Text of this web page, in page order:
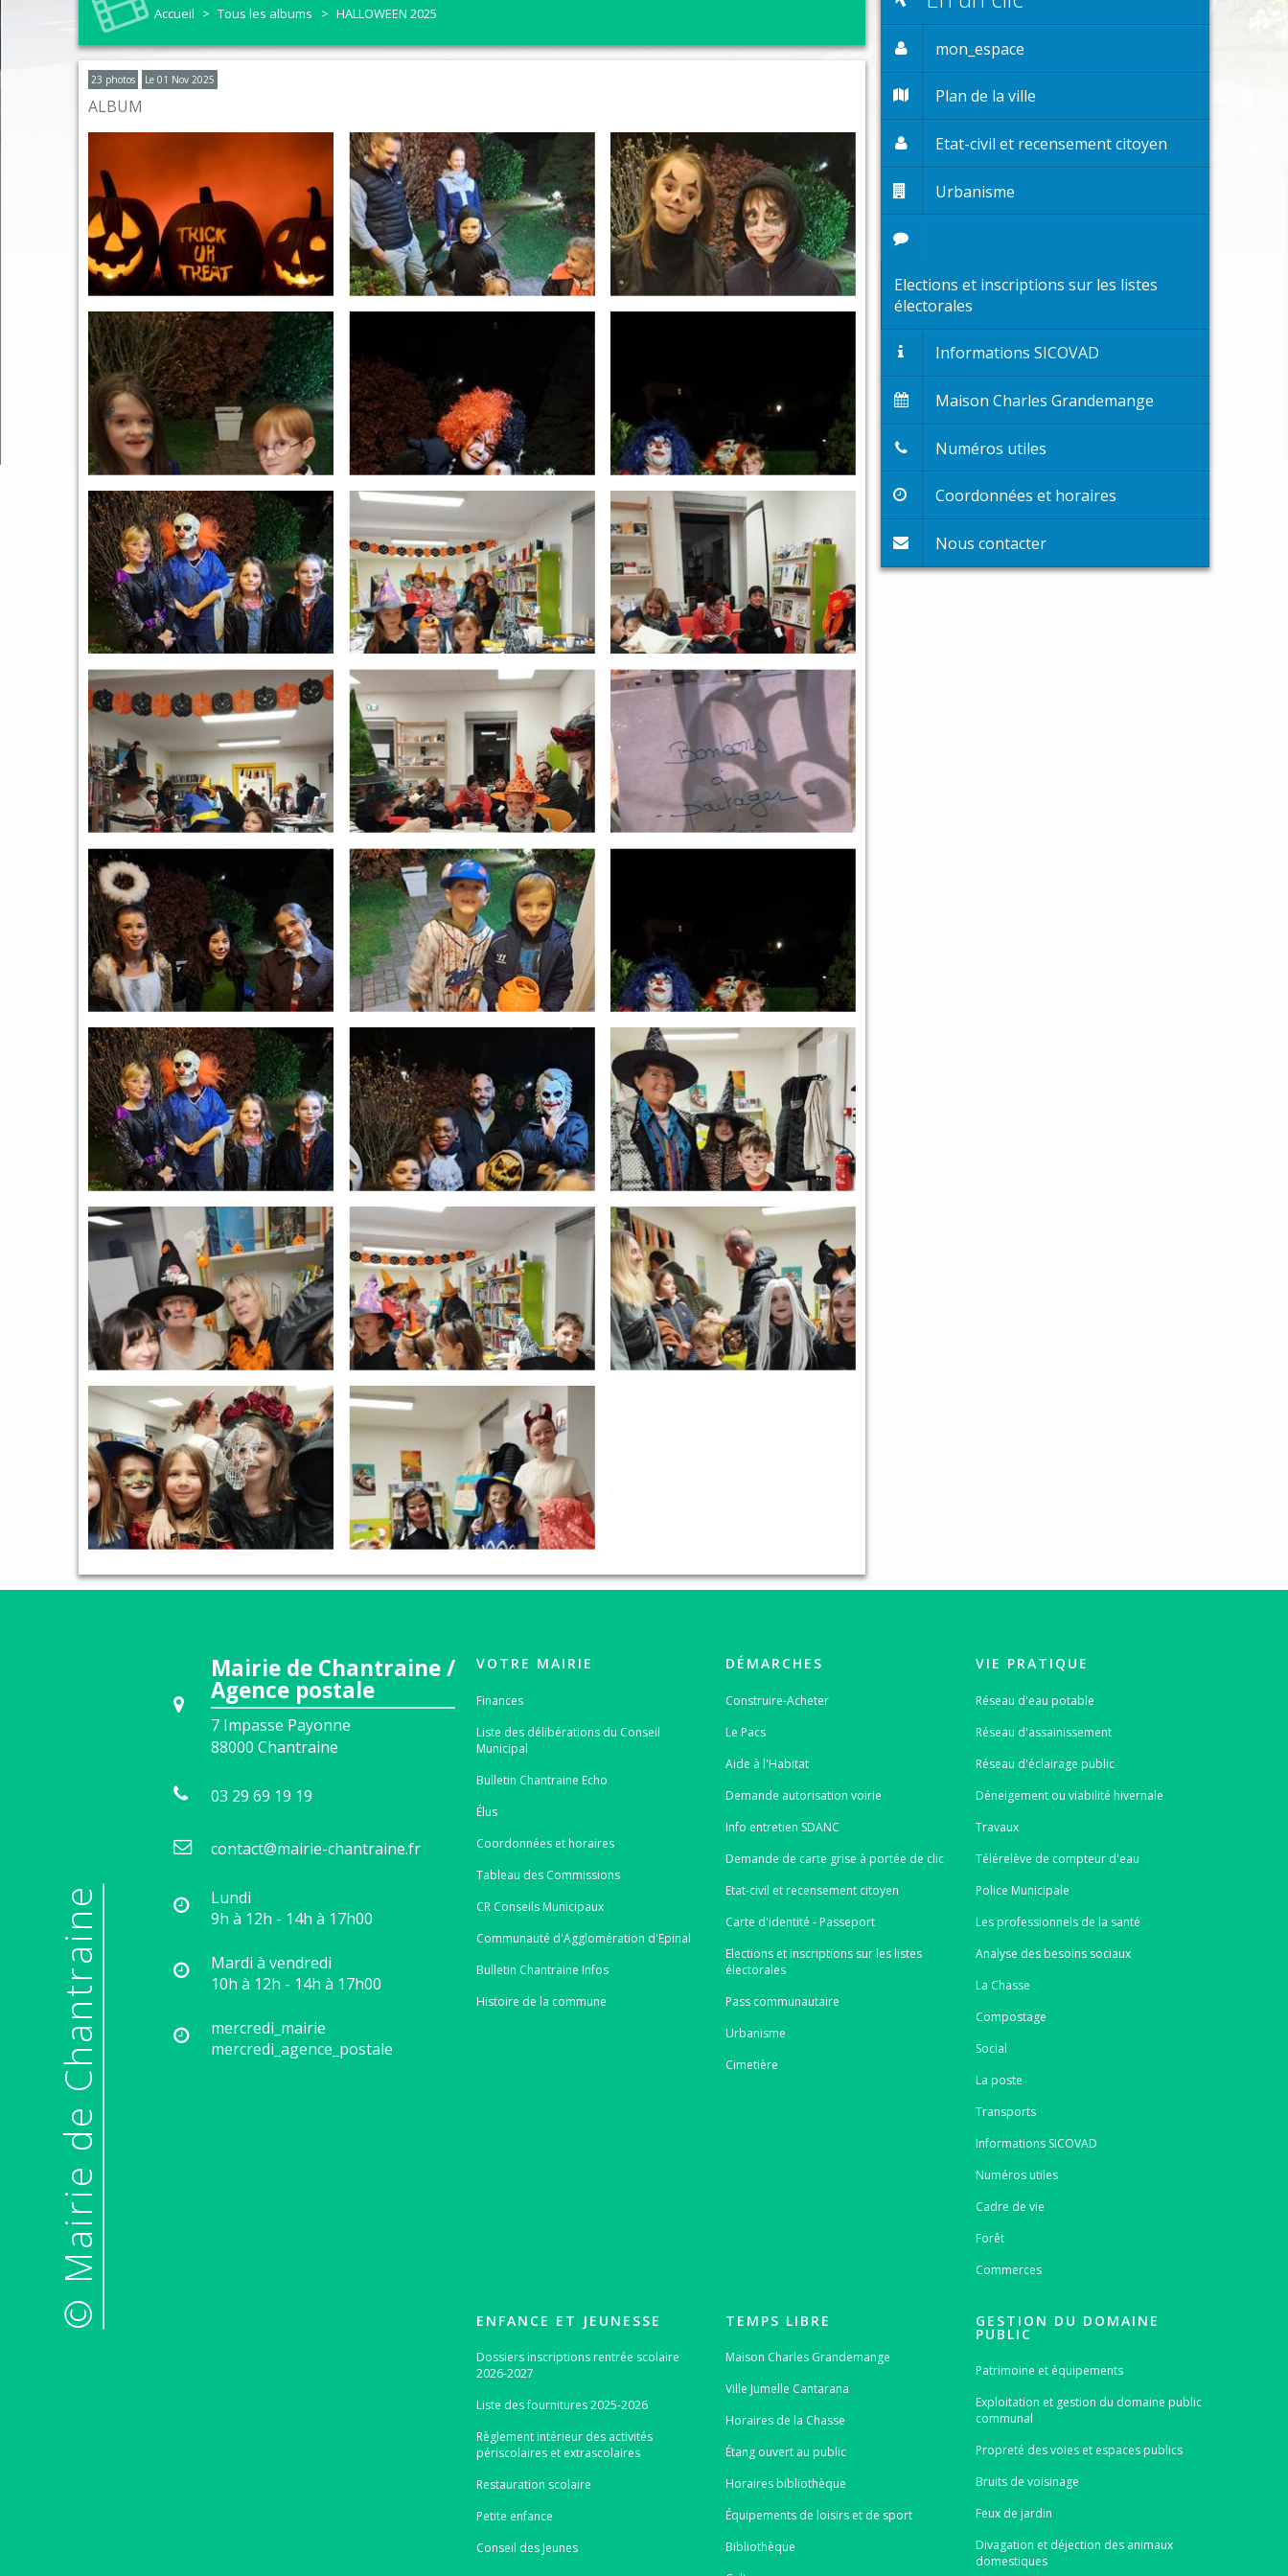
Élus
Tableau des Commissions
CR Conseils Municipaux
Communauté d'Agglomération d'Epinal
Bulletin Chantraine Infos
Histoire de la commune
Contact
Aide à l'Habitat
Demande autorisation voirie
Demande de carte grise à portée de clic
Etat-civil et recensement citoyen
Carte d'identité - Passeport
Elections et inscriptions sur les listes électorales
Pass communautaire
Urbanisme
Cimetière
Télérelève de compteur d'eau
Police Municipale
Les professionnels de la santé
Analyse des besoins sociaux
La Chasse
Social
La poste
Transports
Informations SICOVAD
Numéros utiles
Cadre de vie
Forêt
Commerces
Conseil des Jeunes
Horaires bibliothèque
Équipements de loisirs et de sport
Bibliothèque
Culture
Divagation et déjection des animaux domestiques
Accueil > Tous les albums > HALLOWEEN 2025
23 photos Le 01 Nov 2025
ALBUM
mon_espace
Plan de la ville
Etat-civil et recensement citoyen
Urbanisme
Elections et inscriptions sur les listes
électorales
Informations SICOVAD
Maison Charles Grandemange
Numéros utiles
Coordonnées et horaires
Nous contacter
© Mairie de Chantraine
Mairie de Chantraine /
Agence postale
7 Impasse Payonne
88000 Chantraine
03 29 69 19 19
contact@mairie-chantraine.fr
Lundi
9h à 12h - 14h à 17h00
Mardi à vendredi
10h à 12h - 14h à 17h00
mercredi_mairie
mercredi_agence_postale
VOTRE MAIRIE
Finances
Liste des délibérations du Conseil
Municipal
Bulletin Chantraine Echo
Élus
Coordonnées et horaires
Tableau des Commissions
CR Conseils Municipaux
Communauté d'Agglomération d'Epinal
Bulletin Chantraine Infos
Histoire de la commune
DÉMARCHES
Construire-Acheter
Le Pacs
Aide à l'Habitat
Demande autorisation voirie
Info entretien SDANC
Demande de carte grise à portée de clic
Etat-civil et recensement citoyen
Carte d'identité - Passeport
Elections et inscriptions sur les listes
électorales
Pass communautaire
Urbanisme
Cimetière
VIE PRATIQUE
Réseau d'eau potable
Réseau d'assainissement
Réseau d'éclairage public
Déneigement ou viabilité hivernale
Travaux
Télérelève de compteur d'eau
Police Municipale
Les professionnels de la santé
Analyse des besoins sociaux
La Chasse
Compostage
Social
La poste
Transports
Informations SICOVAD
Numéros utiles
Cadre de vie
Forêt
Commerces
ENFANCE ET JEUNESSE
Dossiers inscriptions rentrée scolaire
2026-2027
Liste des fournitures 2025-2026
Règlement intérieur des activités
périscolaires et extrascolaires
Restauration scolaire
Petite enfance
Conseil des Jeunes
TEMPS LIBRE
Maison Charles Grandemange
Ville Jumelle Cantarana
Horaires de la Chasse
Étang ouvert au public
Horaires bibliothèque
Équipements de loisirs et de sport
Bibliothèque
GESTION DU DOMAINE
PUBLIC
Patrimoine et équipements
Exploitation et gestion du domaine public
communal
Propreté des voies et espaces publics
Bruits de voisinage
Feux de jardin
Divagation et déjection des animaux
domestiques